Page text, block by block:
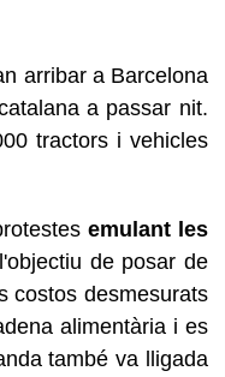
arribar a Barcelona
a passar nit.
tractors i vehicles
emulant les
de posar de
costos desmesurats
alimentària i es
també va lligada